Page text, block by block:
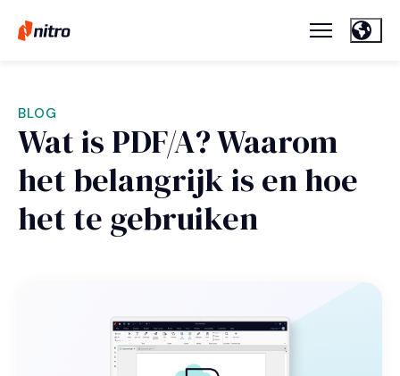
BLOG
Wat is PDF/A? Waarom
het belangrijk is en hoe
het te gebruiken